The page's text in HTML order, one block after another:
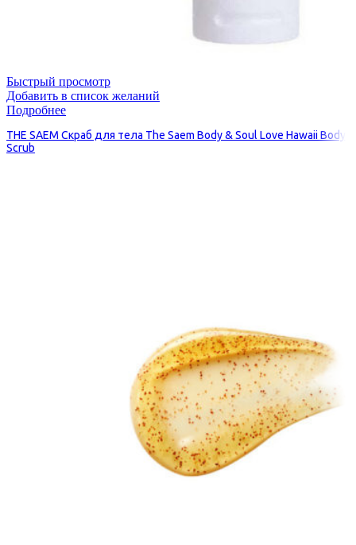
Быстрый просмотр
Добавить в список желаний
Подробнее
THE SAEM Скраб для тела The Saem Body & Soul Love Hawaii Body
Scrub